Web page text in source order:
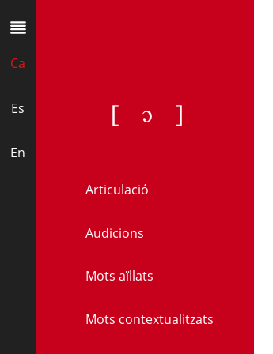
Ca
Es
En
[ɔ]
Articulació
Audicions
Mots aïllats
Mots contextualitzats